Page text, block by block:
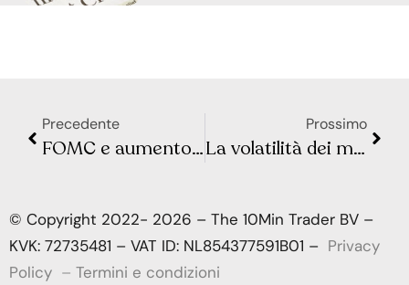
Precedente
FOMC e aumento dei tassi: cosa aspettarsi dalla riunione di maggio
Prossimo
La volatilità dei mercati finanziari: come superare i periodi di incertezza
© Copyright 2022- 2026 – The 10Min Trader BV –
KVK: 72735481 – VAT ID: NL854377591B01 – Privacy
Policy – Termini e condizioni